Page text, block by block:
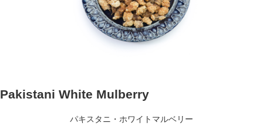
Pakistani White Mulberry
パキスタニ・ホワイトマルベリー